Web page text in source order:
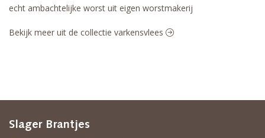
echt ambachtelijke worst uit eigen worstmakerij
Bekijk meer uit de collectie varkensvlees
Slager Brantjes